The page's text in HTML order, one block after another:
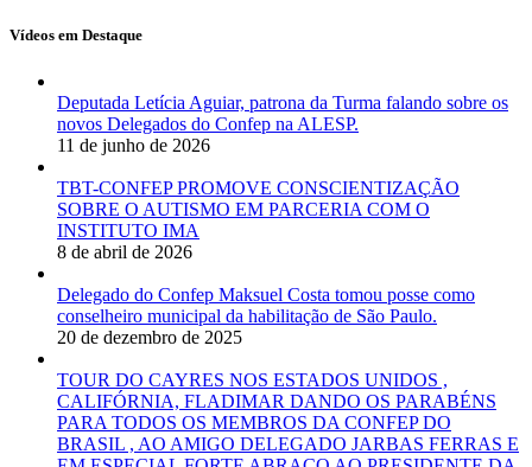
Vídeos em Destaque
Deputada Letícia Aguiar, patrona da Turma falando sobre os
novos Delegados do Confep na ALESP.
11 de junho de 2026
TBT-CONFEP PROMOVE CONSCIENTIZAÇÃO
SOBRE O AUTISMO EM PARCERIA COM O
INSTITUTO IMA
8 de abril de 2026
Delegado do Confep Maksuel Costa tomou posse como
conselheiro municipal da habilitação de São Paulo.
20 de dezembro de 2025
TOUR DO CAYRES NOS ESTADOS UNIDOS ,
CALIFÓRNIA, FLADIMAR DANDO OS PARABÉNS
PARA TODOS OS MEMBROS DA CONFEP DO
BRASIL , AO AMIGO DELEGADO JARBAS FERRAS E